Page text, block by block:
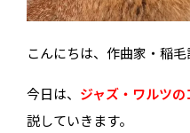
こんにちは、作曲家・稲毛
今日は、 ジャズ・ワルツ
説していきます。